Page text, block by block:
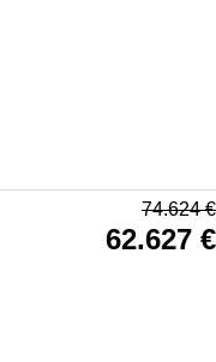
74.624€
62.627 €